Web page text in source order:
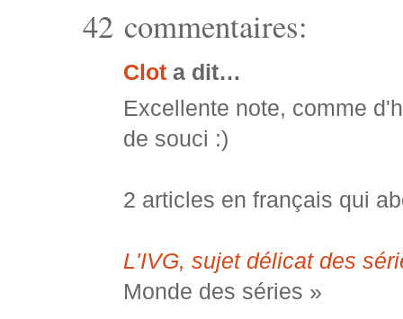
42 commentaires:
Clot a dit…
Excellente note, comme
de souci :)
2 articles en français qui
L'IVG, sujet délicat des
Monde des séries »